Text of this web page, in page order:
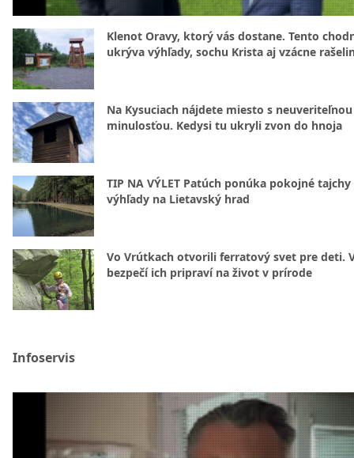
Klenot Oravy, ktorý vás dostane. Tento
ukrýva výhľady, sochu Krista aj vzácne
Na Kysuciach nájdete miesto s neuveriteľnou
minulosťou. Kedysi tu ukryli zvon do hnoja
TIP NA VÝLET Patúch ponúka pokojné tajchy
výhľady na Lietavský hrad
Vo Vrútkach otvorili ferratový svet pre deti.
bezpečí ich pripraví na život v prírode
Infoservis